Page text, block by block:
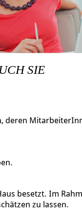
SIE
deren
besetzt. Im
zu lassen.